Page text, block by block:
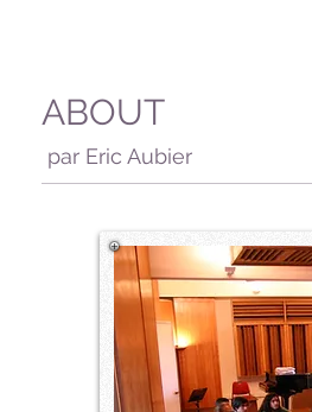
ABOUT
par Eric Aubier